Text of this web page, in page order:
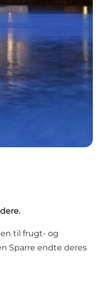
til frugt- og
Sparre endte deres